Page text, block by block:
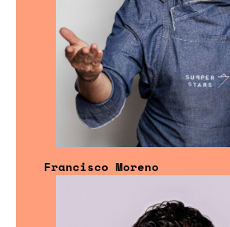
Francisco Moreno